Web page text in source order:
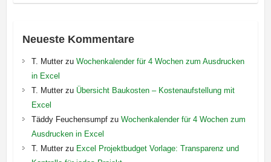
Neueste Kommentare
T. Mutterzu Wochenkalender für 4 Wochen zum Ausdrucken
in Excel
T. Mutterzu Übersicht Baukosten – Kostenaufstellung mit
Excel
Täddy Feuchensumpfzu Wochenkalender für 4 Wochen zum
Ausdrucken in Excel
T. Mutterzu Excel Projektbudget Vorlage: Transparenz und